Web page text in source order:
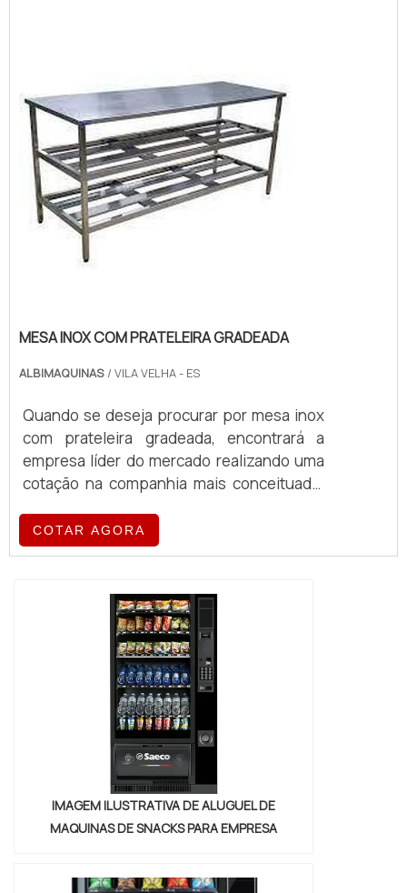
Albimáquinas. Com grande expressão de
mercado quando o assunto é fatiador de
pães ...
MESA INOX COM PRATELEIRA GRADEADA
ALBIMAQUINAS / VILA VELHA - ES
Quando se deseja procurar por mesa inox
com prateleira gradeada, encontrará a
empresa líder do mercado realizando uma
cotação na companhia mais conceituada.
prateleira gradeada, com a equipe da
Albimáquinas o cliente obterá proteção
SOBRE A MESA INOX COM PRATELEIRA
GRADEADAA Albimáquinas foca sua
estratégia em produzir uma estrutura aos
clientes com escritório de alt...
COTAR AGORA
IMAGEM ILUSTRATIVA DE ALUGUEL DE
MAQUINAS DE SNACKS PARA EMPRESA